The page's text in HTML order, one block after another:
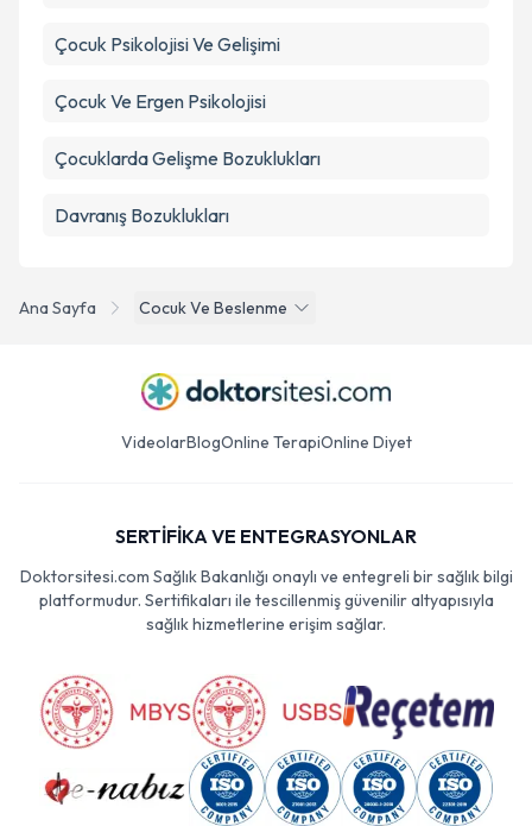
Ana Sayfa Cocuk Ve Beslenme
Çocuk Psikolojisi Ve Gelişimi
Çocuk Ve Ergen Psikolojisi
Çocuklarda Gelişme Bozuklukları
Davranış Bozuklukları
VideolarBlogOnline TerapiOnline Diyet
SERTİFİKA VE ENTEGRASYONLAR
Doktorsitesi.com Sağlık Bakanlığı onaylı ve entegreli bir sağlık bilgi
platformudur. Sertifikaları ile tescillenmiş güvenilir altyapısıyla
sağlık hizmetlerine erişim sağlar.